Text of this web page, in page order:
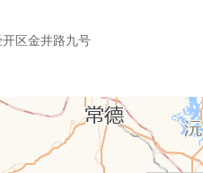
区金井路九号